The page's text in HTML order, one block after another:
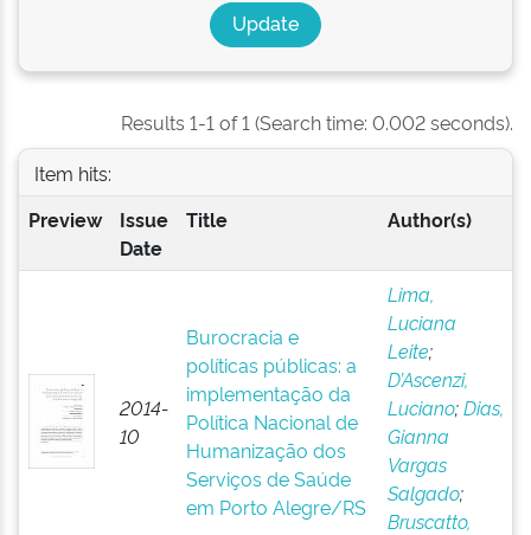
Results 1-1 of 1 (Search time: 0.002 seconds).
Item hits:
Preview
Issue
Date
Title Author(s)
2014-
10
Burocracia e
políticas públicas: a
implementação da
Política Nacional de
Humanização dos
Serviços de Saúde
em Porto Alegre/RS
Lima,
Luciana
Leite;
D’Ascenzi,
Luciano;Dias,
Gianna
Vargas
Salgado;
Bruscatto,